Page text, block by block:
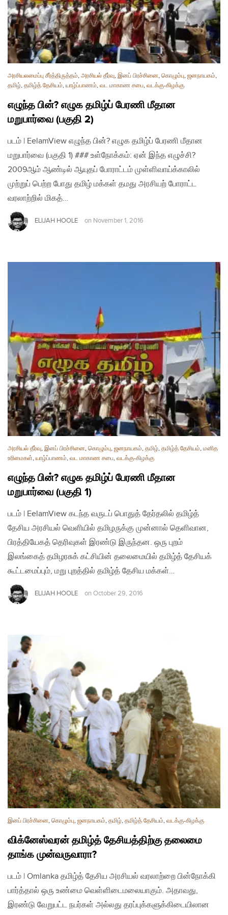
அரசியலமைப்பு சீர்த்திருத்தம், அரசியல் தீர்வு, இனப் பிரச்சினை, கொழும்பு, ஜனநாயகம்,
தமிழ், தமிழ்த் தேசியம், யாழ்ப்பாணம், வட மாகாண சபை, வடக்கு-கிழக்கு
எழுந்த பின்? எழுக தமிழ்ப் பேரணி மீதான
மறுபார்வை (பகுதி 2)
படம் | EelamView எழுந்த பின்? எழுக தமிழ்ப் பேரணி மீதான
மறுபார்வை (பகுதி 1) ### உள்நோக்கம்: ஏன் இந்த எழுச்சி?
2009ஆம் ஆண்டில் ஆயுதப் போராட்டம் முள்ளிவாய்க்காலில்
முற்றுப் பெற்ற போது தமிழ் மக்கள் தமது அரசியற் போராட்ட
வரலாற்றில் மிகத்…
ELIJAH HOOLE on November 1, 2016
அரசியல் தீர்வு, இனப் பிரச்சினை, கொழும்பு, ஜனநாயகம், தமிழ், தமிழ்த் தேசியம், மனித
உரிமைகள், யாழ்ப்பாணம், வட மாகாண சபை, வடக்கு-கிழக்கு
எழுந்த பின்? எழுக தமிழ்ப் பேரணி மீதான
மறுபார்வை (பகுதி 1)
படம் | EelamView கடந்த வருடப் பொதுத் தேர்தலில் தமிழ்த்
தேசிய அரசியல் வெளியில் தமிழருக்கு முன்னால் தெளிவான,
பிரத்தியேகத் தெரிவுகள் இரண்டு இருந்தன. ஒரு புறம்
இலங்கைத் தமிழரசுக் கட்சியின் தலைமையில் தமிழ்த் தேசியக்
கூட்டமைப்பும், மறு புறத்தில் தமிழ்த் தேசிய மக்கள்…
ELIJAH HOOLE on October 29, 2016
இனப் பிரச்சினை, கொழும்பு, ஜனநாயகம், தமிழ், தமிழ்த் தேசியம், வடக்கு-கிழக்கு
விக்னேஸ்வரன் தமிழ்த் தேசியத்திற்கு தலைமை
தாங்க முன்வருவாரா?
படம் | Omlanka தமிழ்த் தேசிய அரசியல் வரலாற்றை பின்நோக்கி
பார்த்தால் ஒரு உண்மை வெள்ளிடைமலையாகும். அதாவது,
இரண்டு வேறுபட்ட நபர்கள் அல்லது தரப்புக்களுக்கிடையிலான